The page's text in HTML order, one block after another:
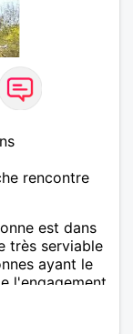
rencontre
est dans
très serviable
ayant le
l'engagement.